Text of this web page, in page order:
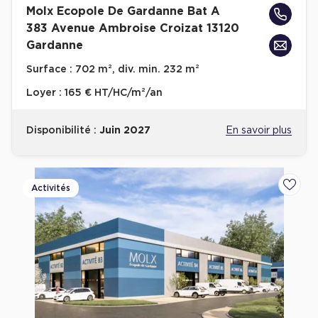
Achat de Bureaux à Rennes
Collections de Bureaux
Hôtels particuliers
Immeuble indépendant
Immeuble de bureaux avec services
Haussmanniens
Location d'Entrepôts / Activités
Location d'Entrepôts / Activités à Aix-en-Provence
Location d'Entrepôts / Activités à Saint-Priest
Molx Ecopole De Gardanne Bat A
383 Avenue Ambroise Croizat 13120
Gardanne
Surface : 702 m², div. min. 232 m²
Loyer : 165 € HT/HC/m²/an
Disponibilité : Juin 2027 En savoir plus
Activités